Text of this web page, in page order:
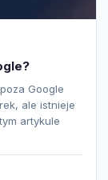
Google
ale istnieje
artykule